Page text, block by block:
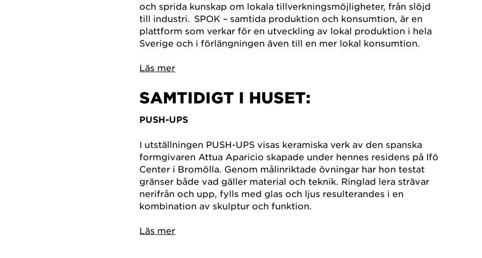
och sprida kunskap om lokala tillverkningsmöjligheter, från slöjd
till industri. SPOK – samtida produktion och konsumtion, är en
plattform som verkar för en utveckling av lokal produktion i hela
Sverige och i förlängningen även till en mer lokal konsumtion.
Läs mer
SAMTIDIGT I HUSET:
PUSH-UPS
I utställningen PUSH-UPS visas keramiska verk av den spanska
formgivaren Attua Aparicio skapade under hennes residens på Ifö
Center i Bromölla. Genom målinriktade övningar har hon testat
gränser både vad gäller material och teknik. Ringlad lera strävar
nerifrån och upp, fylls med glas och ljus resulterandes i en
kombination av skulptur och funktion.
Läs mer